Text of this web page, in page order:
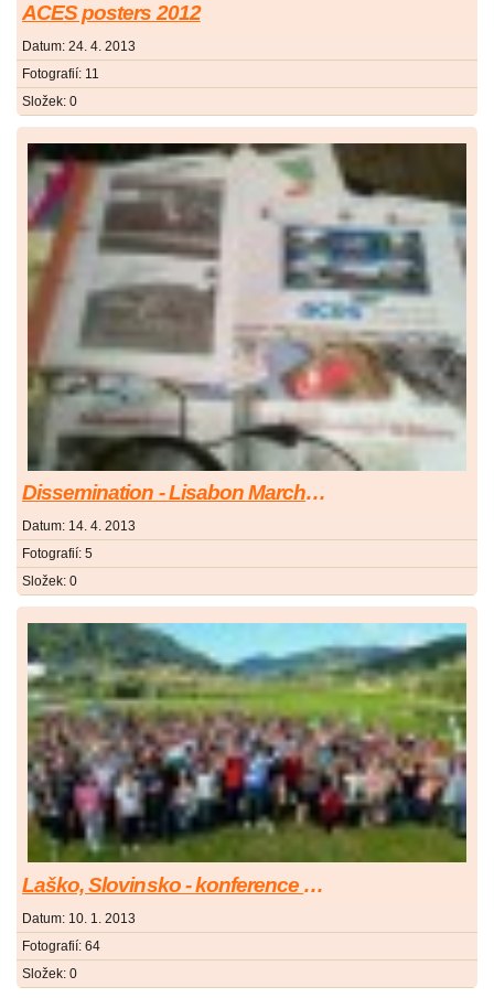
ACES posters 2012
Datum: 24. 4. 2013
Fotografií: 11
Složek: 0
Dissemination - Lisabon March 2013, annual conference etwinning
Datum: 14. 4. 2013
Fotografií: 5
Složek: 0
Laško, Slovinsko - konference 24.-28.9.2012
Datum: 10. 1. 2013
Fotografií: 64
Složek: 0